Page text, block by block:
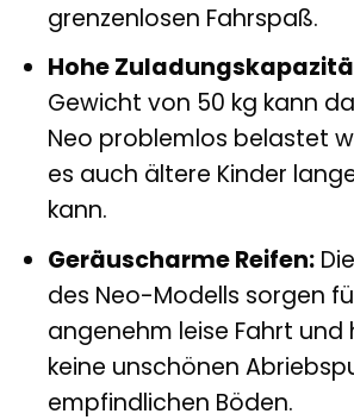
grenzenlosen Fahrspaß.
Hohe
Gewicht von 50 kg kann
Neo problemlos belastet
es auch ältere Kinder
kann.
Geräuscharme Reifen:
des Neo-Modells sorgen
angenehm leise Fahrt und
keine unschönen
empfindlichen Böden.